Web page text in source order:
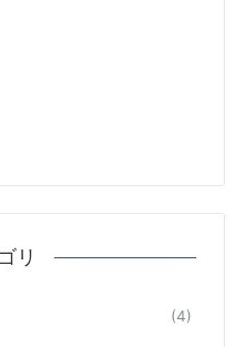
リ
(4)